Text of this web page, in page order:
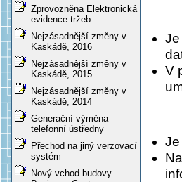
Zprovozněna Elektronická
evidence tržeb
Nejzásadnější změny v
Kaskádě, 2016
Nejzásadnější změny v
Kaskádě, 2015
Nejzásadnější změny v
Kaskádě, 2014
Generační výměna
telefonní ústředny
Přechod na jiný verzovací
systém
Nový vchod budovy
V